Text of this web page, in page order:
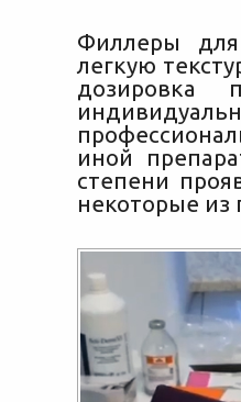
Филлеры
легкую
дозировка
иной
степени
некоторые из